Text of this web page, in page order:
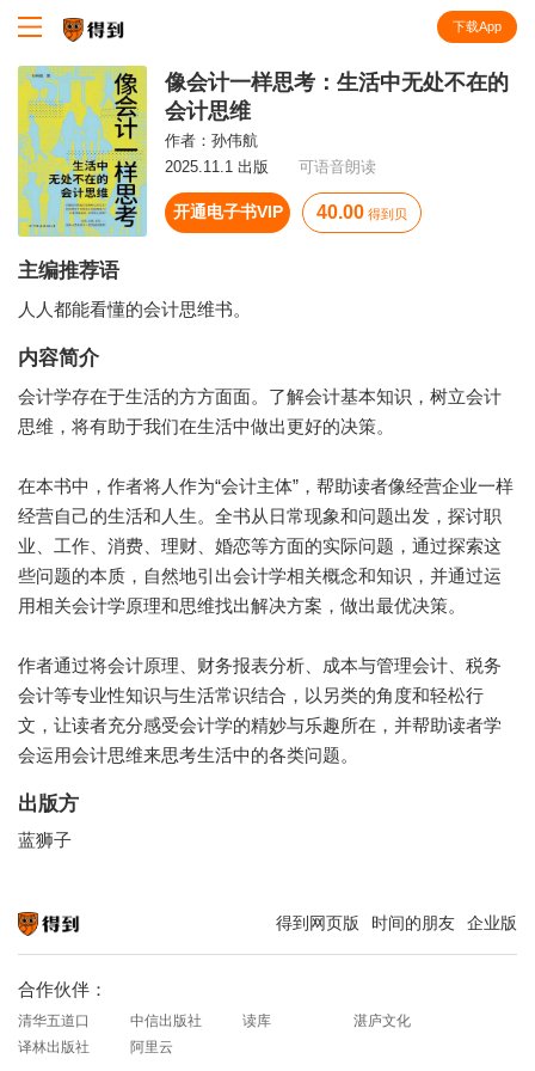
下载App
像会计一样思考：生活中无处不在的
会计思维
作者： 孙伟航
2025.11.1 出版
可语音朗读
开通电子书VIP 40.00 得到贝
主编推荐语
人人都能看懂的会计思维书。
内容简介
会计学存在于生活的方方面面。了解会计基本知识，树立会计
思维，将有助于我们在生活中做出更好的决策。
在本书中，作者将人作为“会计主体”，帮助读者像经营企业一样
经营自己的生活和人生。全书从日常现象和问题出发，探讨职
业、工作、消费、理财、婚恋等方面的实际问题，通过探索这
些问题的本质，自然地引出会计学相关概念和知识，并通过运
用相关会计学原理和思维找出解决方案，做出最优决策。
作者通过将会计原理、财务报表分析、成本与管理会计、税务
会计等专业性知识与生活常识结合，以另类的角度和轻松行
文，让读者充分感受会计学的精妙与乐趣所在，并帮助读者学
会运用会计思维来思考生活中的各类问题。
出版方
蓝狮子
得到网页版 时间的朋友 企业版
合作伙伴：
清华五道口 中信出版社 读库
湛庐文化
译林出版社
阿里云